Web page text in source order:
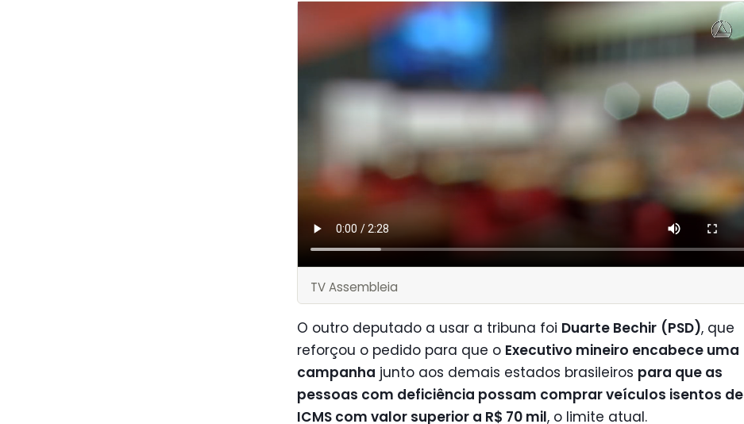
TV Assembleia
O outro deputado a usar a tribuna foi Duarte Bechir (PSD), que
reforçou o pedido para que o Executivo mineiro encabece uma
campanha junto aos demais estados brasileiros para que as
pessoas com deficiência possam comprar veículos isentos de
ICMS com valor superior a R$ 70 mil, o limite atual.